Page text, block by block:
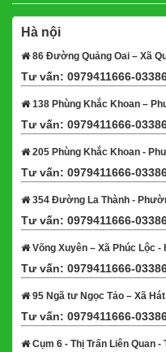
Hà nội
86 Đường Quảng Oai – Xã
Tư vấn: 0979411666-
138 Phùng Khắc Khoan –
Tư vấn: 0979411666-
205 Phùng Khắc Khoan -
Tư vấn: 0979411666-
354 Đường La Thành -
Tư vấn: 0979411666-
Võng Xuyên – Xã Phúc Lộc -
Tư vấn: 0979411666-
95 Ngã tư Ngọc Tảo – Xã
Tư vấn: 0979411666-
Cụm 6 - Thị Trấn Liên Quan -